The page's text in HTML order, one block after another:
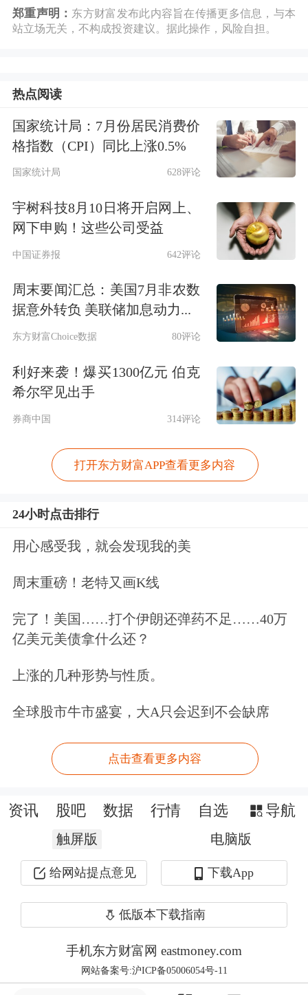
针对门诊医疗服务特点，科学测算起付
付政策的衔接。
根据基金承受能力，各地可探索逐步扩
大由统筹基金支付的门诊慢特病病种范
围，将部分治疗周期长、对健康损害
大、经济负担重的门诊慢性病、特殊疾
病医疗费纳入统筹基金支付范围。对部
分需要在门诊开展、比住院更经济方便
的特殊治疗，可参照住院待遇进行管
理。随着门诊共济保障机制逐步健全，
意见要求，改进个人账户计入办法。科
学合理确定个人账户计入办法和计入水
平，在职职工个人账户由个人缴纳的基
本医疗保险费计入，计入标准原则上控
基金；退休人员个人账户原则上由统筹
基金按定额划入，划入额度按所在地区
改革当时基本养老金2%左右测算，今
后年度不再调整。个人账户具体划入比
例或标准，由省级医保部门按照以上原
人账户的基金主要用于支撑健全门诊共
疗机构或定点零售药店发生的政策范围
内自付费用。可以用于支付职工本人及
构就医发生的由个人负担的医疗费用，
郑重声明： 东方财富发布此内容旨在传播更多信息，与本
站立场无关，不构成投资建议。据此操作，风险自担。
热点阅读
国家统计局：7月份居民消费价
格指数（CPI）同比上涨0.5%
国家统计局 628评论
宇树科技8月10日将开启网上、
网下申购！这些公司受益
中国证券报 642评论
周末要闻汇总：美国7月非农数
据意外转负 美联储加息动力...
东方财富Choice数据 80评论
利好来袭！爆买1300亿元 伯克
希尔罕见出手
券商中国 314评论
打开东方财富APP查看更多内容
24小时点击排行
用心感受我，就会发现我的美
周末重磅！老特又画K线
完了！美国……打个伊朗还弹药不足……40万
亿美元美债拿什么还？
上涨的几种形势与性质。
全球股市牛市盛宴，大A只会迟到不会缺席
点击查看更多内容
资讯 股吧 数据 行情 自选 导航
触屏版 电脑版
给网站提点意见 下载App
低版本下载指南
手机东方财富网 eastmoney.com
网站备案号:沪ICP备05006054号-11